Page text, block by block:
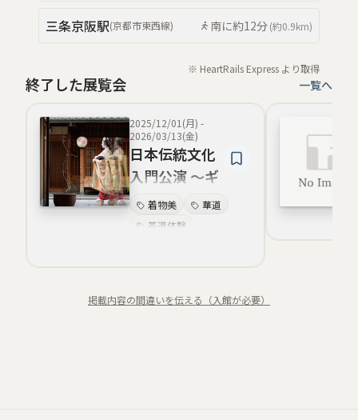
三条京阪駅(京都市東西線) 南に約12分(約0.9km)
※ HeartRails Express より取得
終了した展覧会 一覧へ
2025/12/01(月) -
2026/03/13(金)
日本伝統文化
入門公演 ～ギ
オンコーナー
～
着物美
華道
茶道体験
伝統舞踊
掲載内容の間違いを伝える（入館が必要）